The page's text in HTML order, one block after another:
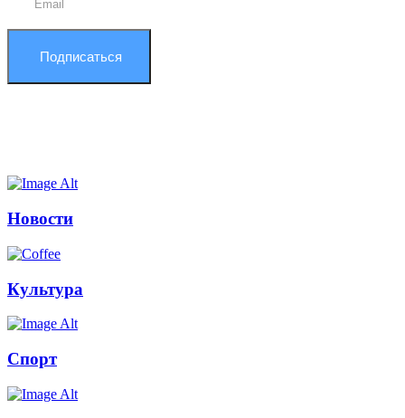
Подписаться
Новости
Культура
Спорт